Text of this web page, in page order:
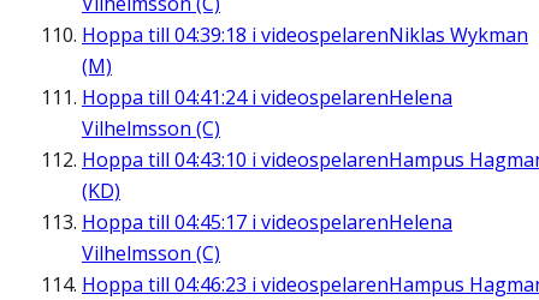
Hoppa till 04:39:18 i videospelarenNiklas Wykman
(M)
Hoppa till 04:41:24i videospelarenHelena
Vilhelmsson (C)
Hoppa till 04:43:10 i videospelarenHampus
(KD)
Hoppa till 04:45:17 i videospelarenHelena
Vilhelmsson (C)
Hoppa till 04:46:23 i videospelarenHampus